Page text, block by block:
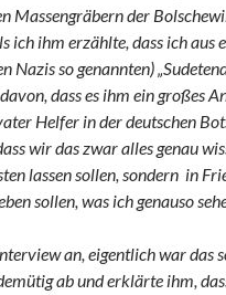
Massengräbern der
ich ihm erzählte, dass ich aus
Nazis so genannten)
dass es ihm ein großes
Helfer in der deutschen
wir das zwar alles genau
lassen sollen, sondern in
sollen, was ich genauso
an, eigentlich war das
ab und erklärte ihm,